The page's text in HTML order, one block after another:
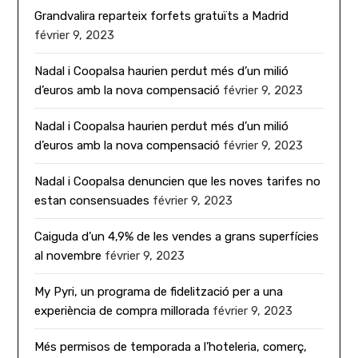
Grandvalira reparteix forfets gratuïts a Madrid
février 9, 2023
Nadal i Coopalsa haurien perdut més d’un milió
d’euros amb la nova compensació février 9, 2023
Nadal i Coopalsa haurien perdut més d’un milió
d’euros amb la nova compensació février 9, 2023
Nadal i Coopalsa denuncien que les noves tarifes no
estan consensuades février 9, 2023
Caiguda d’un 4,9% de les vendes a grans superfícies
al novembre février 9, 2023
My Pyri, un programa de fidelització per a una
experiència de compra millorada février 9, 2023
Més permisos de temporada a l’hoteleria, comerç,